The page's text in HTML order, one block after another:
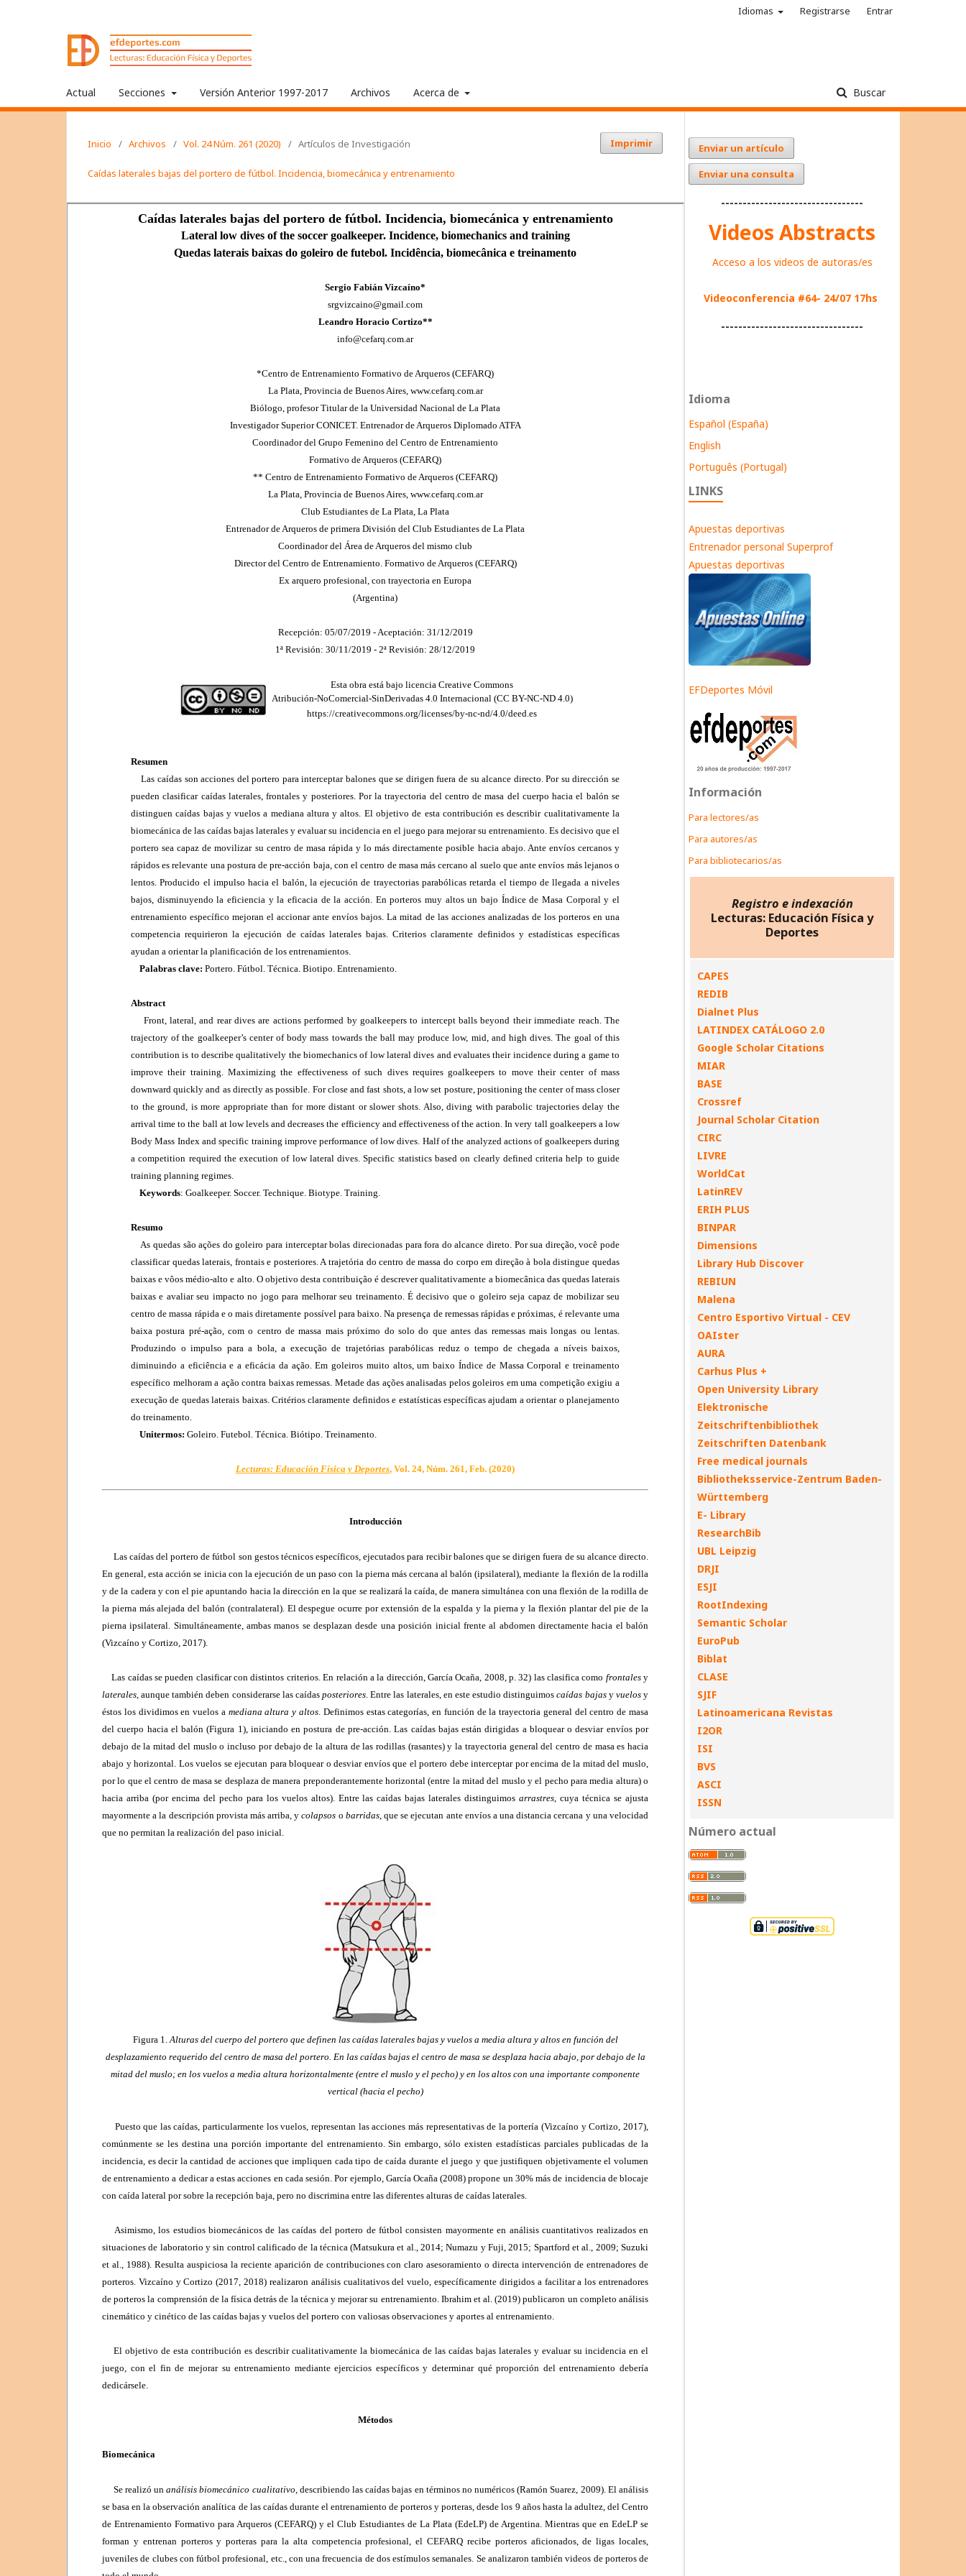
Actual Secciones Versión Anterior 1997-2017 Archivos Acerca de Buscar
Idiomas Registrarse Entrar
Inicio / Archivos / Vol. 24 Núm. 261 (2020) / Artículos de Investigación Imprimir
Caídas laterales bajas del portero de fútbol. Incidencia, biomecánica y entrenamiento
Enviar un artículo
Enviar una consulta
---------------------------------
Videos Abstracts
Acceso a los videos de autoras/es
Videoconferencia #64- 24/07 17hs
---------------------------------
Idioma
Español (España)
English
Português (Portugal)
LINKS
Apuestas deportivas
Entrenador personal Superprof
Apuestas deportivas
EFDeportes Móvil
Información
Para lectores/as
Para autores/as
Para bibliotecarios/as
Registro e indexación
Lecturas: Educación Física y
Deportes
CAPES
REDIB
Dialnet Plus
LATINDEX CATÁLOGO 2.0
Google Scholar Citations
MIAR
BASE
Crossref
Journal Scholar Citation
CIRC
LIVRE
WorldCat
LatinREV
ERIH PLUS
BINPAR
Dimensions
Library Hub Discover
REBIUN
Malena
Centro Esportivo Virtual - CEV
OAIster
AURA
Carhus Plus +
Open University Library
Elektronische
Zeitschriftenbibliothek
Zeitschriften Datenbank
Free medical journals
Bibliotheksservice-Zentrum Baden-
Württemberg
E- Library
ResearchBib
UBL Leipzig
DRJI
ESJI
RootIndexing
Semantic Scholar
EuroPub
Biblat
CLASE
SJIF
Latinoamericana Revistas
I2OR
ISI
BVS
ASCI
ISSN
Número actual